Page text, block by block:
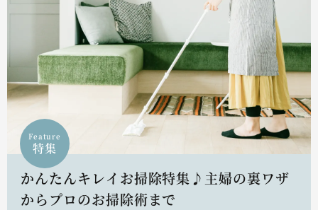
Feature
特集
かんたんキレイお掃除特集♪主婦の裏ワザ
からプロのお掃除術まで